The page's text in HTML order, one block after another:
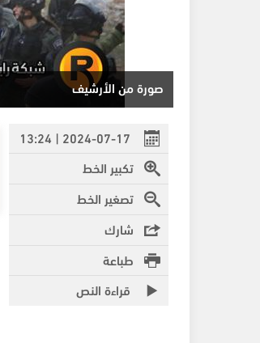
صورة من الأرشيف
2024-07-17 | 13:24
تكبير الخط
تصغير الخط
شارك
طباعة
قراءة النص